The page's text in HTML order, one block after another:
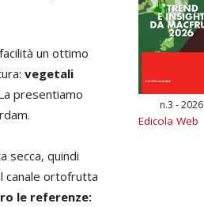
un ottimo
vegetali
presentiamo
secca, quindi
canale ortofrutta
le referenze:
n.3 - 2026
Edicola Web